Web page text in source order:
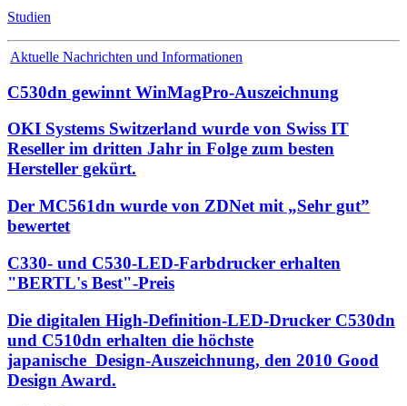
Studien
Aktuelle Nachrichten und Informationen
C530dn gewinnt WinMagPro-Auszeichnung
OKI Systems Switzerland wurde von Swiss IT
Reseller im dritten Jahr in Folge zum besten
Hersteller gekürt.
Der MC561dn wurde von ZDNet mit „Sehr gut”
bewertet
C330- und C530-LED-Farbdrucker erhalten
"BERTL's Best"-Preis
Die digitalen High-Definition-LED-Drucker C530dn
und C510dn erhalten die höchste
japanische Design-Auszeichnung, den 2010 Good
Design Award.